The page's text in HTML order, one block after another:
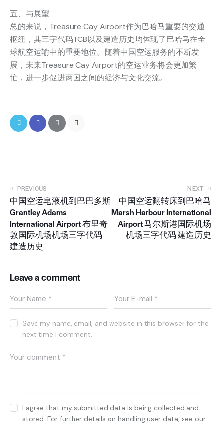
五、与展望
总的来说，Treasure Cay Airport作为巴哈马重要的交通
枢纽，其三字代码TCB以及建造历史均体现了巴哈马在全
球航空运输中的重要地位。随着中国空运服务的不断发
展，未来Treasure Cay Airport的空运业务将会更加繁
忙，进一步促进两国之间的经济与文化交流。
PREVIOUS
中国空运皂液机到巴巴多斯
Grantley Adams
International Airport 布里奇
敦国际机场机场三字代码
建造历史
NEXT
中国空运翻转床到巴哈马
Marsh Harbour International
Airport 马尔斯港国际机场
机场三字代码 建造历史
Leave a comment
Save my name, email, and website in this browser for the
next time I comment.
I agree that my submitted data is being collected and
stored. For further details on handling user data, see our